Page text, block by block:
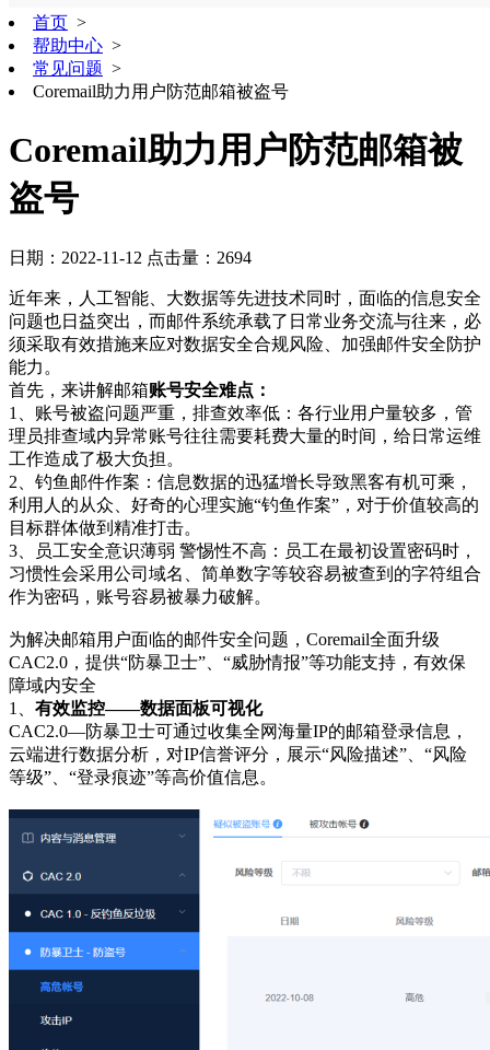
首页 >
帮助中心 >
常见问题 >
Coremail助力用户防范邮箱被盗号
Coremail助力用户防范邮箱被
盗号
日期：2022-11-12 点击量：2694
近年来，人工智能、大数据等先进技术同时，面临的信息安全
问题也日益突出，而邮件系统承载了日常业务交流与往来，必
须采取有效措施来应对数据安全合规风险、加强邮件安全防护
能力。
首先，来讲解邮箱账号安全难点：
1、账号被盗问题严重，排查效率低：各行业用户量较多，管
理员排查域内异常账号往往需要耗费大量的时间，给日常运维
工作造成了极大负担。
2、钓鱼邮件作案：信息数据的迅猛增长导致黑客有机可乘，
利用人的从众、好奇的心理实施“钓鱼作案”，对于价值较高的
目标群体做到精准打击。
3、员工安全意识薄弱 警惕性不高：员工在最初设置密码时，
习惯性会采用公司域名、简单数字等较容易被查到的字符组合
作为密码，账号容易被暴力破解。
为解决邮箱用户面临的邮件安全问题，Coremail全面升级
CAC2.0，提供“防暴卫士”、“威胁情报”等功能支持，有效保
障域内安全
1、 有效监控——数据面板可视化
CAC2.0—防暴卫士可通过收集全网海量IP的邮箱登录信息，
云端进行数据分析，对IP信誉评分，展示“风险描述”、“风险
等级”、“登录痕迹”等高价值信息。